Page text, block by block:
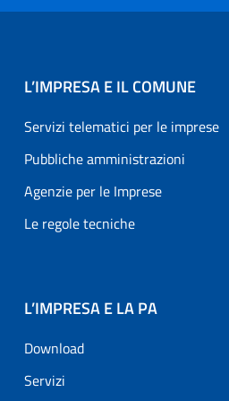
L’IMPRESA E IL COMUNE
Servizi telematici per le imprese
Pubbliche amministrazioni
Agenzie per le Imprese
Le regole tecniche
L’IMPRESA E LA PA
Download
Servizi